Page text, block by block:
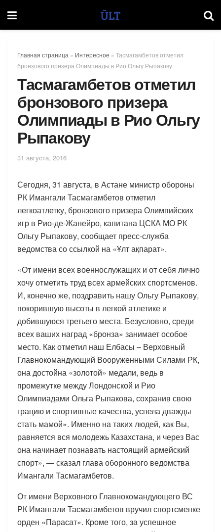
Главная страница » Интересное » Тасмагамбетов отметил
бронзового призера Олимпиады в Рио Ольгу Рыпакову
Тасмагамбетов отметил
бронзового призера
Олимпиады в Рио Ольгу
Рыпакову
31 августа, 2016
Сегодня, 31 августа, в Астане министр обороны
РК Имангали Тасмагамбетов отметил
легкоатлетку, бронзового призера Олимпийских
игр в Рио-де-Жанейро, капитана ЦСКА МО РК
Ольгу Рыпакову, сообщает пресс-служба
ведомства со ссылкой на «Ұлт ақпарат».
«От имени всех военнослужащих и от себя лично
хочу отметить труд всех армейских спортсменов.
И, конечно же, поздравить нашу Ольгу Рыпакову,
покорившую высоты в легкой атлетике и
добившуюся третьего места. Безусловно, среди
всех ваших наград «бронза» занимает особое
место. Как отметил наш Елбасы – Верховный
Главнокомандующий Вооруженными Силами РК,
она достойна «золотой» медали, ведь в
промежутке между Лондонской и Рио
Олимпиадами Ольга Рыпакова, сохранив свою
грацию и спортивные качества, успела дважды
стать мамой». Именно на таких людей, как Вы,
равняется вся молодежь Казахстана, и через Вас
она начинает познавать настоящий армейский
спорт», — сказал глава оборонного ведомства
Имангали Тасмагамбетов.
От имени Верховного Главнокомандующего ВС
РК Имангали Тасмагамбетов вручил спортсменке
орден «Парасат». Кроме того, за успешное